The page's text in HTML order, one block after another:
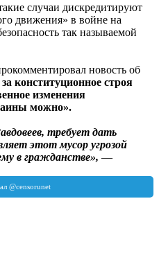
случаи дискредитируют
движения» в войне на
так называемой
новость об
конституционное строя
изменения
можно».
требует дать
этот мусор угрозой
в гражданстве», —